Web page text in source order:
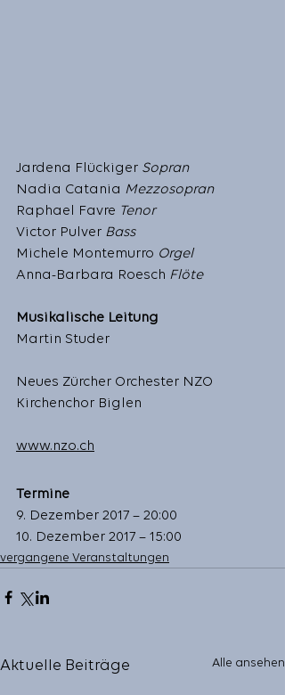
Jardena Flückiger Sopran
Nadia Catania Mezzosopran
Raphael Favre Tenor
Victor Pulver Bass
Michele Montemurro Orgel
Anna-Barbara Roesch Flöte
Musikalische Leitung
Martin Studer
Neues Zürcher Orchester NZO
Kirchenchor Biglen
www.nzo.ch
Termine
9. Dezember 2017 – 20:00
10. Dezember 2017 – 15:00
vergangene Veranstaltungen
Aktuelle Beiträge Alle ansehen